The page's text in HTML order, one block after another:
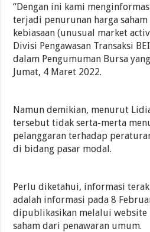
“Dengan ini kami
terjadi penurunan harga
kebiasaan (unusual market
Divisi Pengawasan Transaksi
dalam Pengumuman Bursa
Jumat, 4 Maret 2022.
Namun demikian, menurut
tersebut tidak serta-merta
pelanggaran terhadap
di bidang pasar modal.
Perlu diketahui, informasi
adalah informasi pada 8
dipublikasikan melalui website
saham dari penawaran umum.